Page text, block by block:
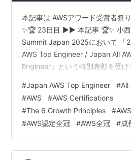
本記事は AWSアワード受賞者祭
✨🏆 23日目 ▶▶ 本記事 🏆✨ 小
Summit Japan 2025において 「
AWS Top Engineer / Japan All
Engineer」という特別表彰を受け
Japan AWS Top Engineerと
Certifications Engineerの両方を
るもので、該当者は2名のみとい
#Japan AWS Top Engineer #All
#AWS #AWS Certifications
#The 6 Growth Principles #
#AWS認定全冠 #AWS全冠 #成